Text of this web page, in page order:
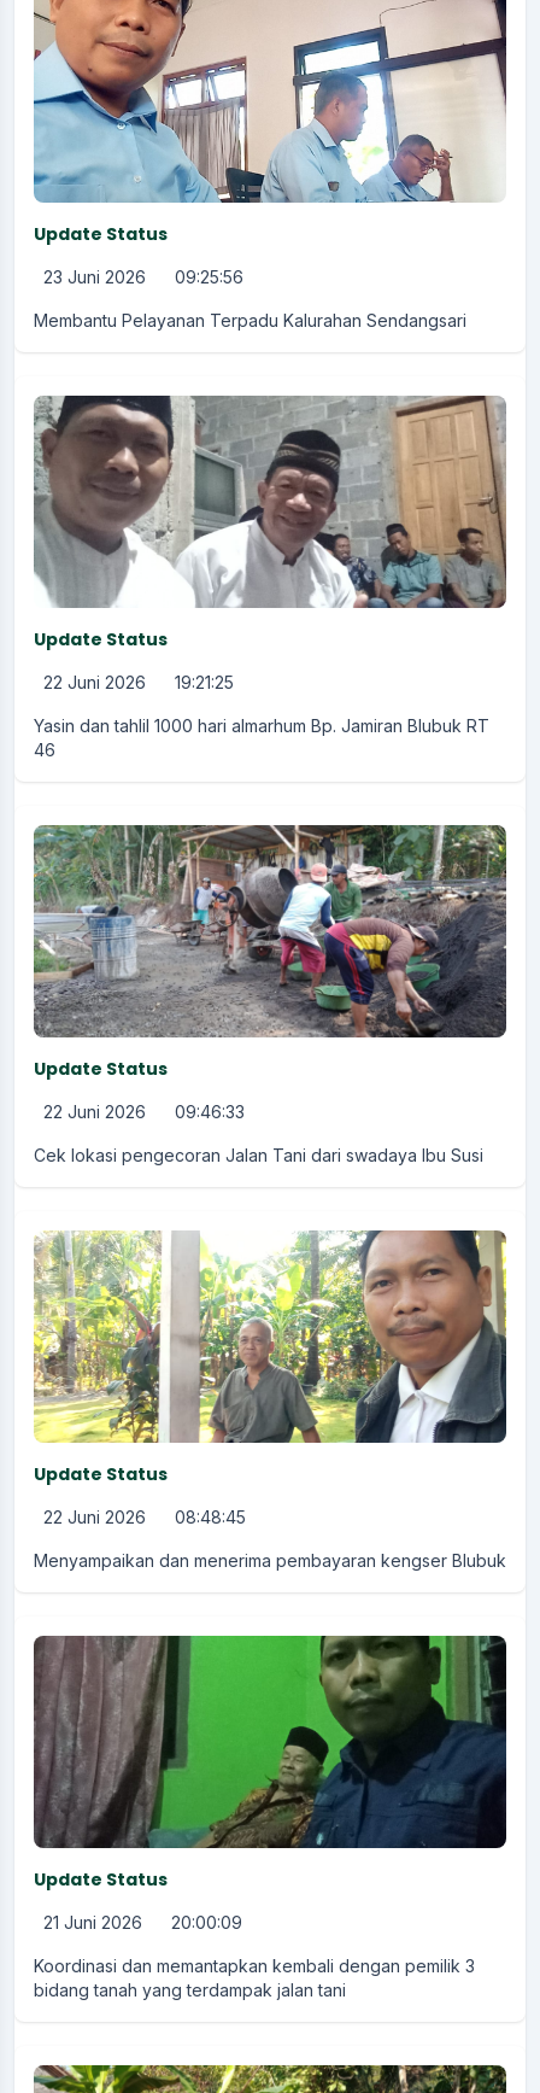
Update Status
23 Juni 2026 09:25:56
Membantu Pelayanan Terpadu Kalurahan Sendangsari
Update Status
22 Juni 2026 19:21:25
Yasin dan tahlil 1000 hari almarhum Bp. Jamiran Blubuk RT
46
Update Status
22 Juni 2026 09:46:33
Cek lokasi pengecoran Jalan Tani dari swadaya Ibu Susi
Update Status
22 Juni 2026 08:48:45
Menyampaikan dan menerima pembayaran kengser Blubuk
Update Status
21 Juni 2026 20:00:09
Koordinasi dan memantapkan kembali dengan pemilik 3
bidang tanah yang terdampak jalan tani